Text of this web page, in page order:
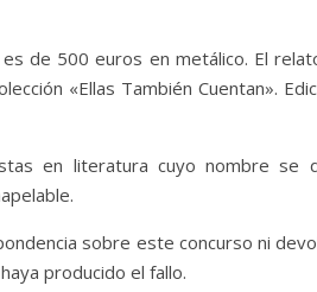
de 500 euros en metálico. El
«Ellas También Cuentan».
en literatura cuyo nombre se
sobre este concurso ni
producido el fallo.